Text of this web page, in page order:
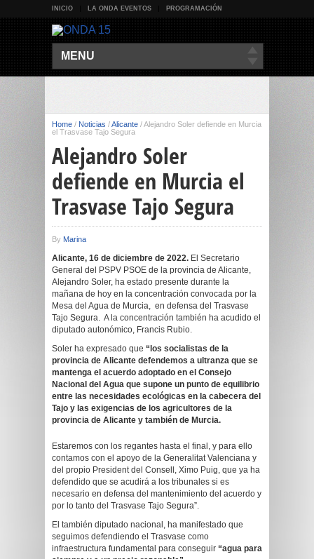
INICIO LA ONDA EVENTOS PROGRAMACIÓN
MENU
Home / Noticias /Alicante /Alejandro Soler defiende en Murcia
el Trasvase Tajo Segura
Alejandro Soler
defiende en Murcia el
Trasvase Tajo Segura
By Marina
Alicante, 16 de diciembre de 2022. El Secretario
General del PSPV PSOE de la provincia de Alicante,
Alejandro Soler, ha estado presente durante la
mañana de hoy en la concentración convocada por la
Mesa del Agua de Murcia, en defensa del Trasvase
Tajo Segura. A la concentración también ha acudido el
diputado autonómico, Francis Rubio.
Soler ha expresado que “los socialistas de la
provincia de Alicante defendemos a ultranza que se
mantenga el acuerdo adoptado en el Consejo
Nacional del Agua que supone un punto de equilibrio
entre las necesidades ecológicas en la cabecera del
Tajo y las exigencias de los agricultores de la
provincia de Alicante y también de Murcia.
Estaremos con los regantes hasta el final, y para ello
contamos con el apoyo de la Generalitat Valenciana y
del propio President del Consell, Ximo Puig, que ya ha
defendido que se acudirá a los tribunales si es
necesario en defensa del mantenimiento del acuerdo y
por lo tanto del Trasvase Tajo Segura”.
El también diputado nacional, ha manifestado que
seguimos defendiendo el Trasvase como
infraestructura fundamental para conseguir “agua para